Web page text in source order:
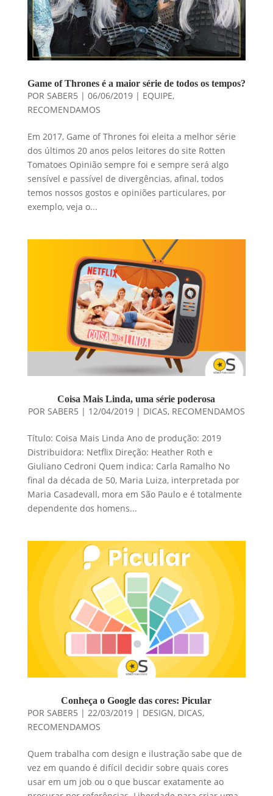
Game of Thrones é a maior série de todos os tempos?
POR SABER5 | 06/06/2019| EQUIPE,
RECOMENDAMOS
Em 2017, Game of Thrones foi eleita a melhor série
dos últimos 20 anos pelos leitores do site Rotten
Tomatoes Opinião sempre foi e sempre será algo
sensível e passível de divergências, afinal, todos
temos nossos gostos e opiniões particulares, por
exemplo, veja o...
Coisa Mais Linda, uma série poderosa
POR SABER5 | 12/04/2019| DICAS, RECOMENDAMOS
Título: Coisa Mais Linda Ano de produção: 2019
Distribuidora: Netflix Direção: Heather Roth e
Giuliano Cedroni Quem indica: Carla Ramalho No
final da década de 50, Maria Luiza, interpretada por
Maria Casadevall, mora em São Paulo e é totalmente
dependente dos homens...
Conheça o Google das cores: Picular
POR SABER5 | 22/03/2019| DESIGN, DICAS,
RECOMENDAMOS
Quem trabalha com design e ilustração sabe que de
vez em quando é difícil decidir sobre quais cores
usar em um job ou o que buscar exatamente ao